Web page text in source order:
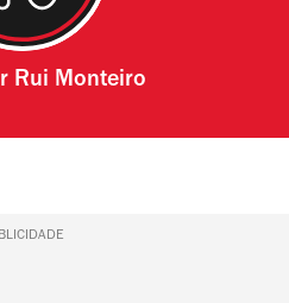
Rui Monteiro